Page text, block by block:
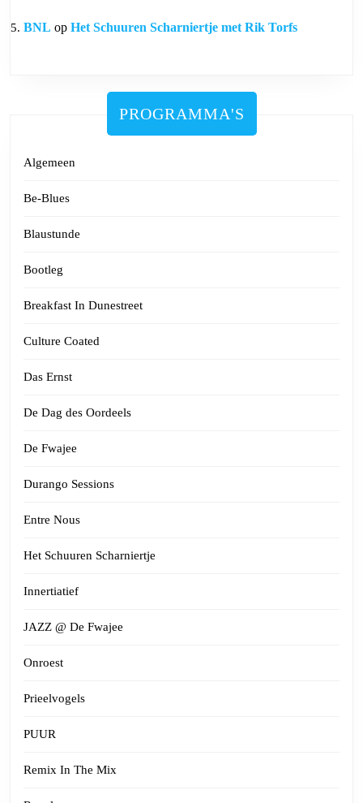
BNL op Het Schuuren Scharniertje met Rik Torfs
PROGRAMMA'S
Algemeen
Be-Blues
Blaustunde
Bootleg
Breakfast In Dunestreet
Culture Coated
Das Ernst
De Dag des Oordeels
De Fwajee
Durango Sessions
Entre Nous
Het Schuuren Scharniertje
Innertiatief
JAZZ @ De Fwajee
Onroest
Prieelvogels
PUUR
Remix In The Mix